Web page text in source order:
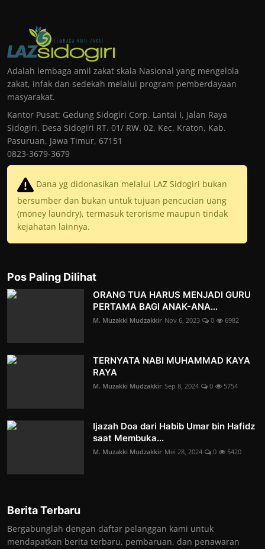
Adalah lembaga amil zakat skala Nasional yang mengelola
zakat, infak dan sedekah melalui program pemberdayaan
masyarakat.
Kantor Pusat: Gedung Sidogiri Corp. Lantai I, Jalan Raya
Sidogiri, Desa Sidogiri RT. 01/ RW. 02, Kec. Kraton, Kab.
Pasuruan, Jawa Timur, 67151
0823-3679-3679
Dana yg didonasikan melalui LAZ Sidogiri bukan
bersumber dan bukan untuk tujuan pencucian uang
(money laundry), termasuk terorisme maupun tindak
kejahatan lainnya.
Pos Paling Dilihat
ORANG TUA HARUS MENJADI GURU
PERTAMA BAGI ANAK-ANA...
M. Muzakki Mudzakkir Nov 6, 2023 0 6982
TERNYATA NABI MUHAMMAD KAYA
RAYA
M. Muzakki Mudzakkir Sep 8, 2024 0 5754
Ijazah Doa dari Habib Umar bin Hafidz
saat Membuka...
M. Muzakki Mudzakkir Mei 28, 2024 0 5420
Berita Terbaru
Bergabunglah dengan daftar pelanggan kami untuk
mendapatkan berita terbaru, pembaruan, dan penawaran